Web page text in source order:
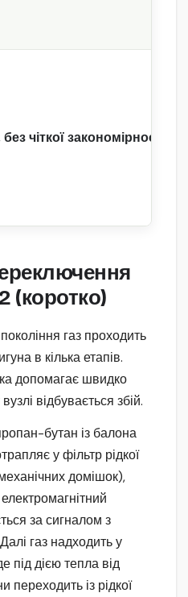
чіткої закономірності
(коротко)
газ проходить
в кілька етапів.
допомагає швидко
відбувається збій.
бутан із балона
у фільтр рідкої
домішок),
за сигналом з
газ надходить у
під дією тепла від
переходить із рідкої